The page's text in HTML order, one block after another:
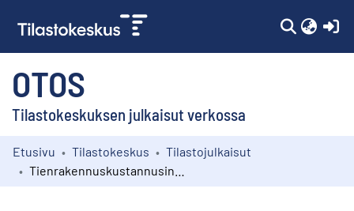
OTOS
Tilastokeskuksen julkaisut verkossa
Kokoelmat
Etusivu Tilastokeskus
Tilastojulkaisut